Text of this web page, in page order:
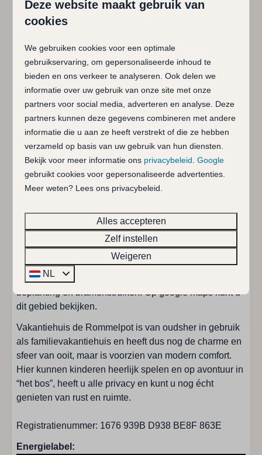
Nespresso koffiezetapparaat
Soort fornuis: Inductie
Sanitair
Apart toilet
Badkamer op begane grond
Badkamers: 1
Ligbad
Totaal aantal toiletten: 1
Slaapkamer
Baby campingbedje : 1
Eenpersoons dekbedden: 6
Eenpersoonsbedden: 2
Slaapkamers: 3
Tweepersoonsbedden: 2
Woonkamer
TV met beperkt Duitse kanalen
Televisie
Zithoek
kwartiertje en met de fiets al in vijf minuten. Het
centrum van Renesse met gezellige terrassen,
fietsen.
Via de voordeur komt u vakantiehuis de Rommelpot
binnen in de hal die toegang geeft tot de woonkamer.
Hier is een zithoek rond de houtkachel en een eethoek.
De openslaande tuindeuren geven toegang tot een
terras en de enorme tuin. Er is een aparte keuken
(2016) met alle moderne comfort. Ook vindt u op de
begane grond een eenvoudige badkamer met bad,
douche en wastafel. Aansluitend is er een
tweepersoonsslaapkamer. Op de etage, welke
bereikbaar is via een steile, smalle trap (voorzien van
1 wc in huis, op de begane grond.
Het grote perceel grenst aan het duingebied. Aan de
grens met de weg en een wandelpad is het grondstuk
afgesloten met een hek. Naar het duingebied toe is het
grondstuk min of meer afgesloten door onbegaanbare
beplanting en bramenstruiken. Op google maps kunt u
dit gebied bekijken.
Vakantiehuis de Rommelpot is van oudsher in gebruik
als familievakantiehuis en heeft dus nog de charme en
sfeer van ooit, maar is voorzien van modern comfort.
Hier kunnen kinderen heerlijk spelen en op avontuur in
“het bos”, heeft u alle privacy en kunt u nog écht
genieten van rust en ruimte.
Registratienummer: 1676 939B D938 BE8F 863E
Energielabel:
Deze website maakt gebruik van
cookies
We gebruiken cookies voor een optimale
gebruikservaring, om gepersonaliseerde inhoud te
bieden en ons verkeer te analyseren. Ook delen we
informatie over uw gebruik van onze site met onze
partners voor social media, adverteren en analyse. Deze
partners kunnen deze gegevens combineren met andere
informatie die u aan ze heeft verstrekt of die ze hebben
verzameld op basis van uw gebruik van hun diensten.
Bekijk voor meer informatie ons privacybeleid .Google
gebruikt cookies voor gepersonaliseerde advertenties.
Meer weten? Lees ons privacybeleid.
Alles accepteren
Zelf instellen
Weigeren
NL